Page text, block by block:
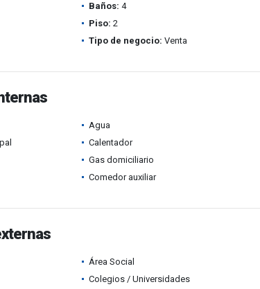
Baños: 4
Piso: 2
Tipo de negocio: Venta
Agua
Calentador
Gas domiciliario
Comedor auxiliar
Área Social
Colegios / Universidades